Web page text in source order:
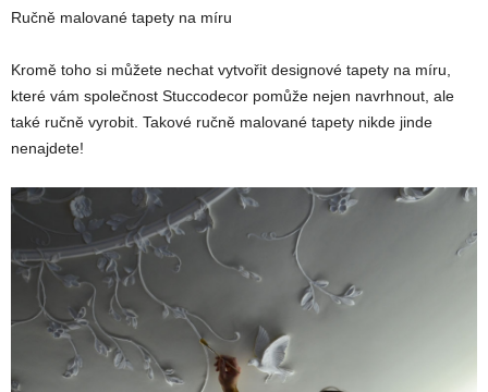
Ručně malované tapety na míru
Kromě toho si můžete nechat vytvořit designové tapety na míru,
které vám společnost Stuccodecor pomůže nejen navrhnout, ale
také ručně vyrobit. Takové ručně malované tapety nikde jinde
nenajdete!